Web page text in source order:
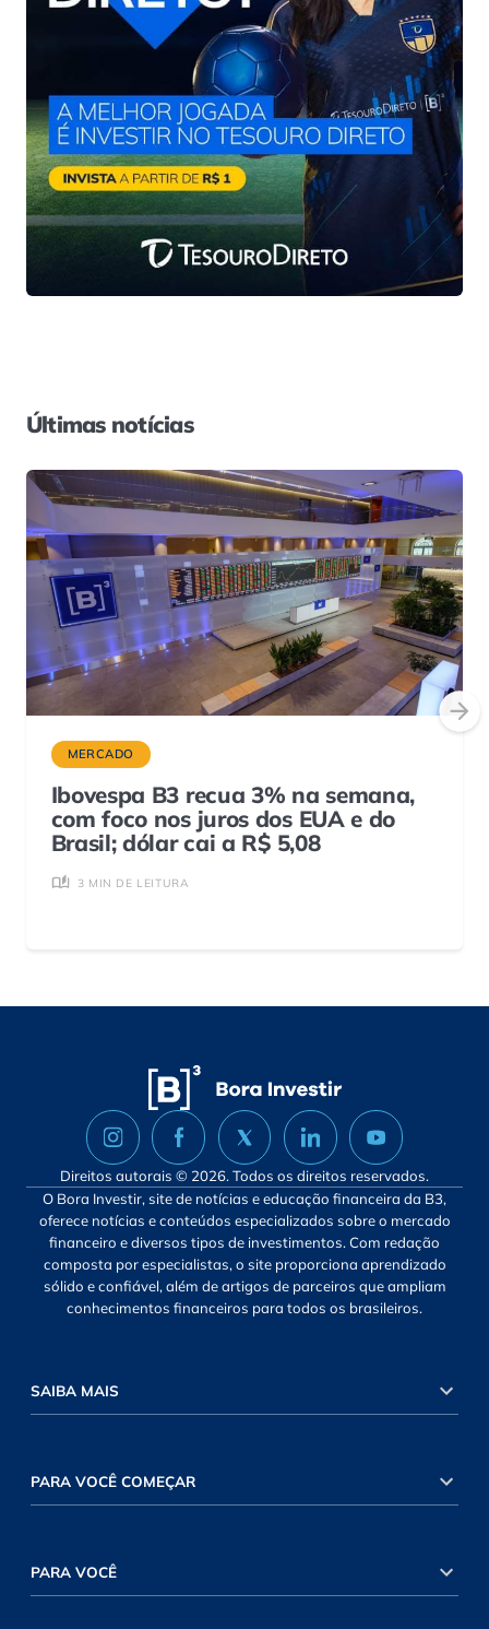
Últimas notícias
MERCADO
Ibovespa B3 recua 3% na semana,
com foco nos juros dos EUA e do
Brasil; dólar cai a R$ 5,08
3 MIN DE LEITURA
Direitos autorais © 2026. Todos os direitos reservados.
O Bora Investir, site de notícias e educação financeira da B3,
oferece notícias e conteúdos especializados sobre o mercado
financeiro e diversos tipos de investimentos. Com redação
composta por especialistas, o site proporciona aprendizado
sólido e confiável, além de artigos de parceiros que ampliam
conhecimentos financeiros para todos os brasileiros.
SAIBA MAIS
PARA VOCÊ COMEÇAR
PARA VOCÊ